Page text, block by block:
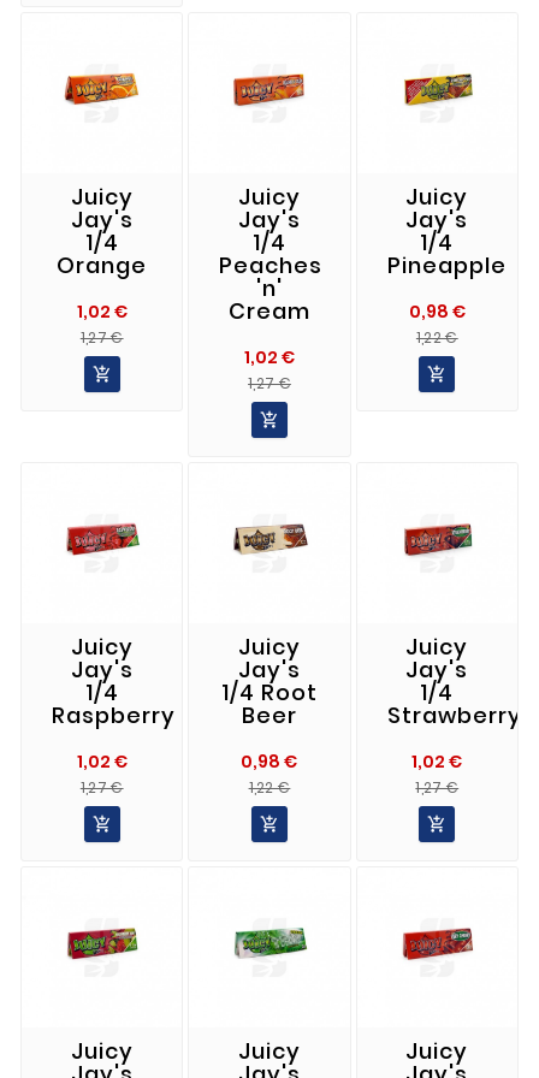
Juicy
Jay's
1/4
Orange
1,02 €
1,27 €

Juicy
Jay's
1/4
Peaches
'n'
Cream
1,02 €
1,27 €

Juicy
Jay's
1/4
Pineapple
0,98 €
1,22 €

Juicy
Jay's
1/4
Raspberry
1,02 €
1,27 €

Juicy
Jay's
1/4 Root
Beer
0,98 €
1,22 €

Juicy
Jay's
1/4
Strawberry
1,02 €
1,27 €

Juicy Juicy Juicy